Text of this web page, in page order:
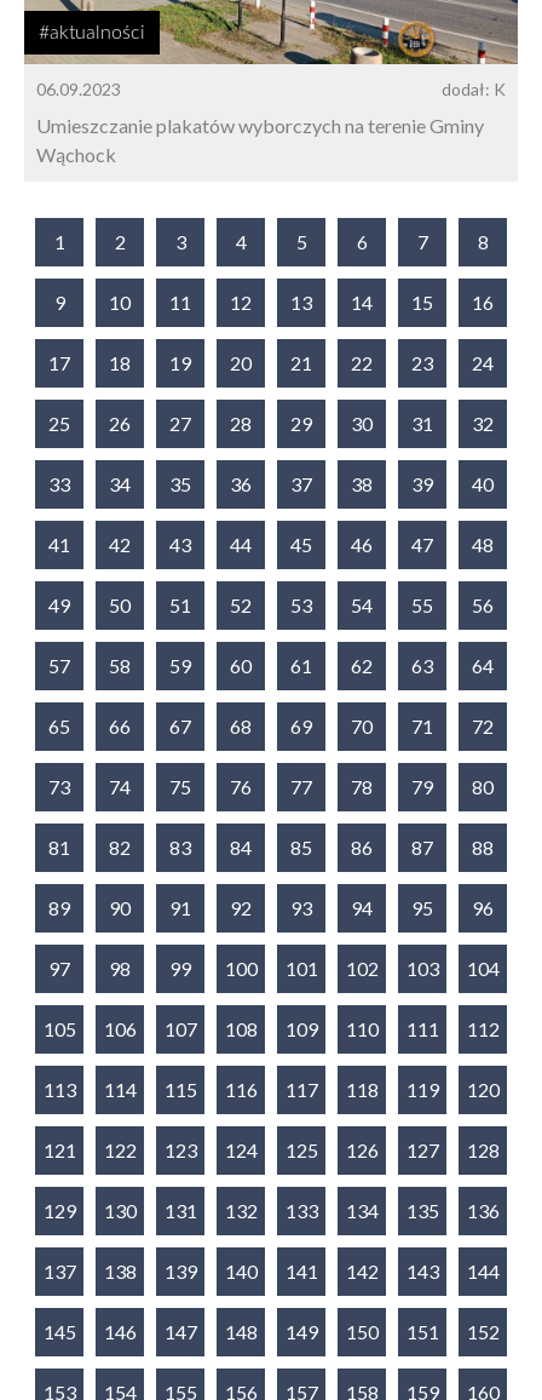
#aktualności
06.09.2023 dodał: K
Umieszczanie plakatów wyborczych na terenie Gminy
Wąchock
1 2 3 4 5 6 7 8
9 10 11 12 13 14 15 16
17 18 19 20 21 22 23 24
25 26 27 28 29 30 31 32
33 34 35 36 37 38 39 40
41 42 43 44 45 46 47 48
49 50 51 52 53 54 55 56
57 58 59 60 61 62 63 64
65 66 67 68 69 70 71 72
73 74 75 76 77 78 79 80
81 82 83 84 85 86 87 88
89 90 91 92 93 94 95 96
97 98 99 100 101 102 103 104
105 106 107 108 109 110 111 112
113 114 115 116 117 118 119 120
121 122 123 124 125 126 127 128
129 130 131 132 133 134 135 136
137 138 139 140 141 142 143 144
145 146 147 148 149 150 151 152
153 154 155 156 157 158 159 160